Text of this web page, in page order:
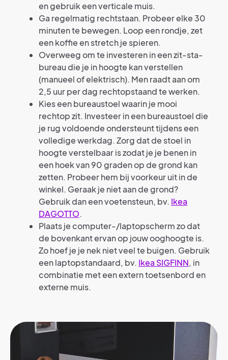
en gebruik een verticale muis.
Ga regelmatig rechtstaan. Probeer elke 30
minuten te bewegen. Loop een rondje, zet
een koffie en stretch je spieren.
Overweeg om te investeren in een zit-sta-
bureau die je in hoogte kan verstellen
(manueel of elektrisch). Men raadt aan om
2,5 uur per dag rechtopstaand te werken.
Kies een bureaustoel waarin je mooi
rechtop zit. Investeer in een bureaustoel die
je rug voldoende ondersteunt tijdens een
volledige werkdag. Zorg dat de stoel in
hoogte verstelbaar is zodat je je benen in
een hoek van 90 graden op de grond kan
zetten. Probeer hem bij voorkeur uit in de
winkel. Geraak je niet aan de grond?
Gebruik dan een voetensteun, bv. Ikea
DAGOTTO.
Plaats je computer-/laptopscherm zo dat
de bovenkant ervan op jouw ooghoogte is.
Zo hoef je je nek niet veel te buigen. Gebruik
een laptopstandaard, bv. Ikea SIGFINN, in
combinatie met een extern toetsenbord en
externe muis.